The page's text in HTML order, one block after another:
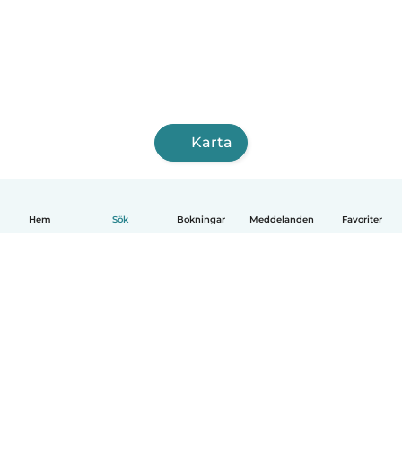
Hem Sök Bokningar Meddelanden Favoriter
Karta